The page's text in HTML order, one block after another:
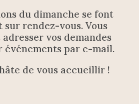
du dimanche se font
sur rendez-vous.Vous
vos demandes
événements par e-mail.
de vous accueillir !